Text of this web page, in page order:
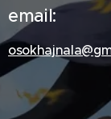
email: